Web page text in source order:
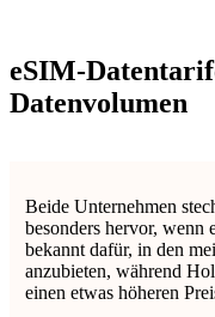
eSIM-
Datenvolumen
Beide Unternehmen
besonders hervor, wenn
bekannt dafür, in den
anzubieten, während
einen etwas höheren